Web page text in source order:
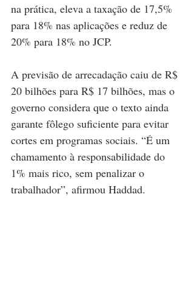
na prática, eleva a taxação de 17,5%
para 18% nas aplicações e reduz de
20% para 18% no JCP.
A previsão de arrecadação caiu de R$
20 bilhões para R$ 17 bilhões, mas o
governo considera que o texto ainda
garante fôlego suficiente para evitar
cortes em programas sociais. “É um
chamamento à responsabilidade do
1% mais rico, sem penalizar o
trabalhador”, afirmou Haddad.